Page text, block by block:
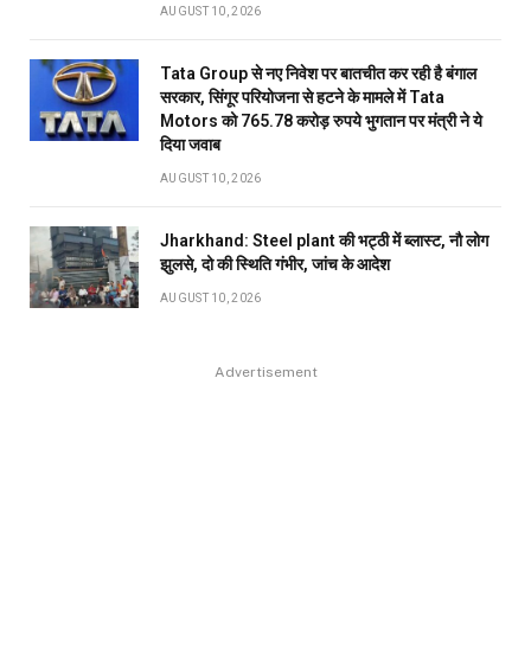
AUGUST 10, 2026
Tata Group से नए निवेश पर बातचीत कर रही है बंगाल
सरकार, सिंगूर परियोजना से हटने के मामले में Tata
Motors को 765.78 करोड़ रुपये भुगतान पर मंत्री ने ये
दिया जवाब
AUGUST 10, 2026
Jharkhand: Steel plant की भट्ठी में ब्लास्ट, नौ लोग
झुलसे, दो की स्थिति गंभीर, जांच के आदेश
AUGUST 10, 2026
Advertisement